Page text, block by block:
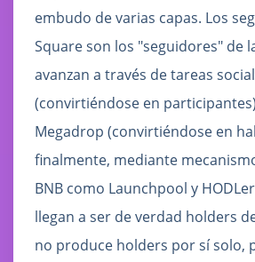
embudo de varias capas. Los
Square son los "seguidores" de
avanzan a través de tareas
(convirtiéndose en
Megadrop (convirtiéndose en
finalmente, mediante
BNB como Launchpool y
llegan a ser de verdad holders
no produce holders por sí solo,